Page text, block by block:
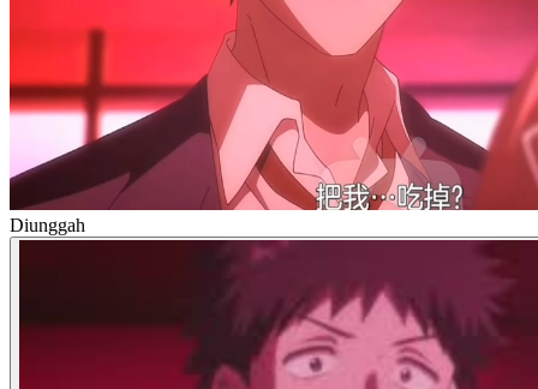
Diunggah